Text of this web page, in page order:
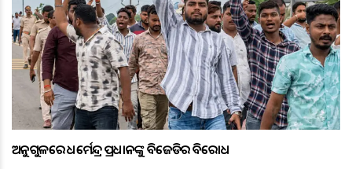
ଅନୁଗୁଳରେ ଧର୍ମେନ୍ଦ୍ର ପ୍ରଧାନଙ୍କୁ ବିଜେଡିର ବିରୋଧ